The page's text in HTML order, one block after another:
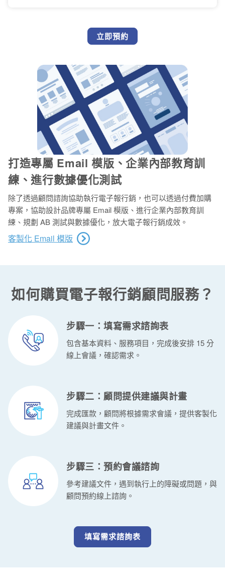
立即預約
打造專屬 Email 模版、企業內部教育訓
練、進行數據優化測試
除了透過顧問諮詢協助執行電子報行銷，也可以透過付費加購
專案，協助設計品牌專屬 Email 模版、進行企業內部教育訓
練、規劃 AB 測試與數據優化，放大電子報行銷成效。
客製化 Email 模版
如何購買電子報行銷顧問服務？
步驟一：填寫需求諮詢表
包含基本資料、服務項目，完成後安排 15 分
線上會議，確認需求。
步驟二：顧問提供建議與計畫
完成匯款，顧問將根據需求會議，提供客製化
建議與計畫文件。
步驟三：預約會議諮詢
參考建議文件，遇到執行上的障礙或問題，與
顧問預約線上諮詢。
填寫需求諮詢表